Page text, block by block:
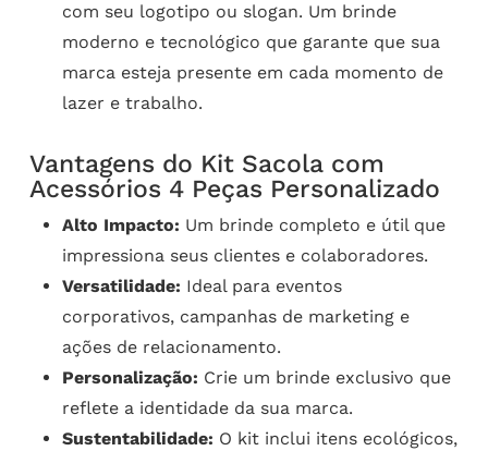
com seu logotipo ou slogan. Um brinde
moderno e tecnológico que garante que sua
marca esteja presente em cada momento de
lazer e trabalho.
Vantagens do Kit Sacola com
Acessórios 4 Peças Personalizado
Alto Impacto: Um brinde completo e útil que
impressiona seus clientes e colaboradores.
Versatilidade: Ideal para eventos
corporativos, campanhas de marketing e
ações de relacionamento.
Personalização: Crie um brinde exclusivo que
reflete a identidade da sua marca.
Sustentabilidade: O kit inclui itens ecológicos,